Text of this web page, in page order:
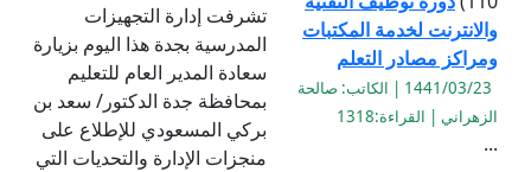
والانترنت لخدمة المكتبات
ومراكز مصادر التعلم
1441/03/23 | الكاتب: صالحة
الزهراني | القراءة:1318
...
تشرفت إدارة التجهيزات
المدرسية بجدة هذا اليوم بزيارة
سعادة المدير العام للتعليم
بمحافظة جدة الدكتور/ سعد بن
بركي المسعودي للإطلاع على
منجزات الإدارة والتحديات التي